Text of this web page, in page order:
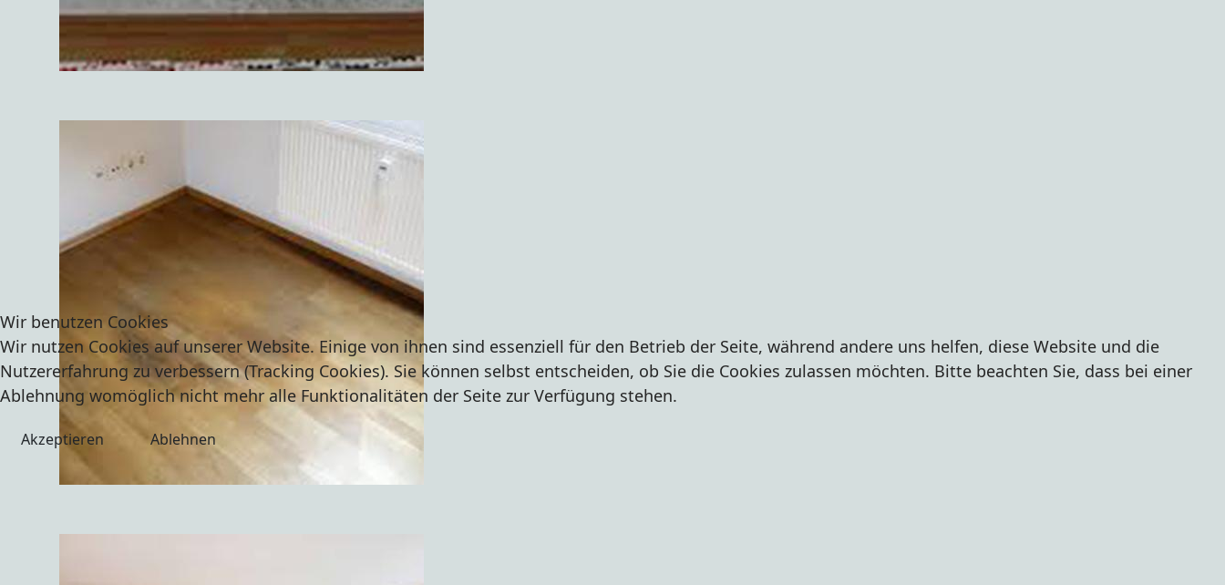
Wir benutzen Cookies
Wir nutzen Cookies auf unserer Website. Einige von ihnen sind essenziell für den Betrieb der Seite, während andere uns helfen, diese Website und die
Nutzererfahrung zu verbessern (Tracking Cookies). Sie können selbst entscheiden, ob Sie die Cookies zulassen möchten. Bitte beachten Sie, dass bei einer
Ablehnung womöglich nicht mehr alle Funktionalitäten der Seite zur Verfügung stehen.
Akzeptieren Ablehnen